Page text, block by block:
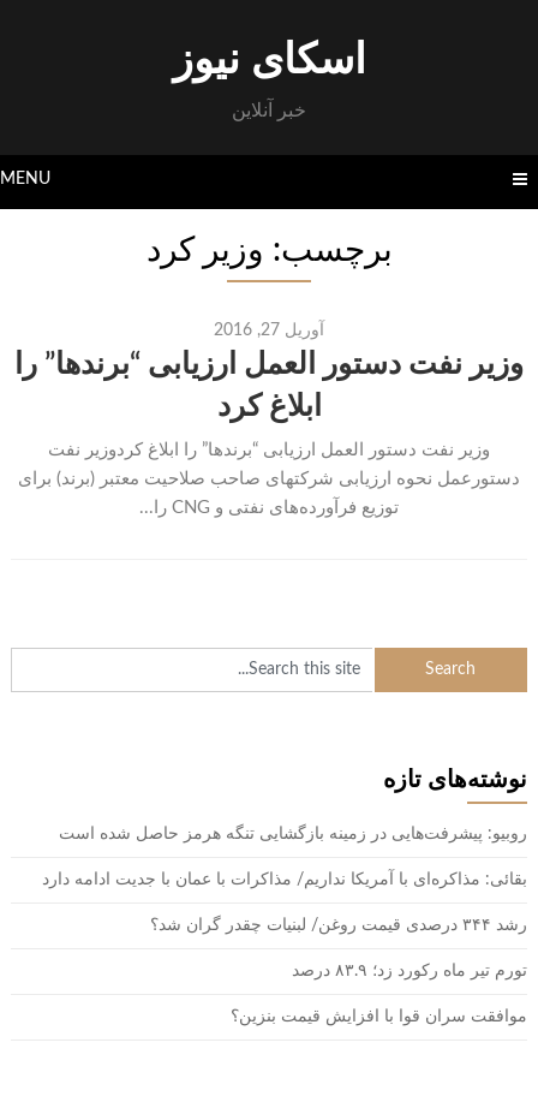
اسکای نیوز
خبر آنلاین
MENU
برچسب: وزیر کرد
آوریل 27, 2016
وزیر نفت دستور العمل ارزیابی “برندها” را
ابلاغ کرد
وزیر نفت دستور العمل ارزیابی “برندها” را ابلاغ کردوزیر نفت
دستورعمل نحوه ارزیابی شرکتهای ‌صاحب صلاحیت معتبر (برند) برای
توزیع فرآورده‌های نفتی و CNG را...
نوشته‌های تازه
روبیو: پیشرفت‌هایی در زمینه بازگشایی تنگه هرمز حاصل شده است
بقائی: مذاکره‌ای با آمریکا نداریم/ مذاکرات با عمان با جدیت ادامه دارد
رشد ۳۴۴ درصدی قیمت روغن/ لبنیات چقدر گران شد؟
تورم تیر ماه رکورد زد؛ ۸۳.۹ درصد
موافقت سران قوا با افزایش قیمت بنزین؟